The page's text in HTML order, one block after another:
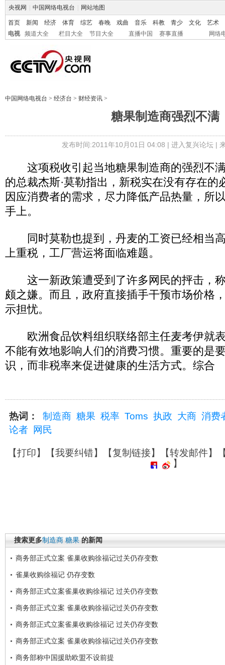
央视网 中国网络电视台 网站地图
首页 新闻 经济 体育 综艺 春晚 戏曲 音乐 科教 青少 文化
艺术
电视
频道大全 栏目大全 节目大全 直播中国 赛事直播 网络
中国网络电视台 > 经济台 > 财经资讯 >
糖果制造商强烈不满
发布时间:2011年10月01日 04:08 | 进入复兴论坛|
这项税收引起当地糖果制造商的强烈不满
的总裁杰斯·莫勒指出，新税实在没有存在的
因应消费者的需求，尽力降低产品热量，所
手上。
同时莫勒也提到，丹麦的工资已经相当
上重税，工厂营运将面临难题。
这一新政策遭受到了许多网民的抨击，
颇之嫌。而且，政府直接插手干预市场价格
示担忧。
欧洲食品饮料组织联络部主任麦考伊就
不能有效地影响人们的消费习惯。重要的是
识，而非税率来促进健康的生活方式。综合
热词： 制造商 糖果 税率 Toms 执政 大商 消费
论者
网民
【打印】【我要纠错】【复制链接】【转发邮件】
】
搜索更多制造商 糖果 的新闻
商务部正式立案 雀巢收购徐福记过关仍存变数
雀巢收购徐福记 仍存变数
商务部正式立案雀巢收购徐福记 过关仍存变数
商务部正式立案 雀巢收购徐福记过关仍存变数
商务部正式立案雀巢收购徐福记 过关仍存变数
商务部正式立案 雀巢收购徐福记过关仍存变数
商务部称中国援助欧盟不设前提